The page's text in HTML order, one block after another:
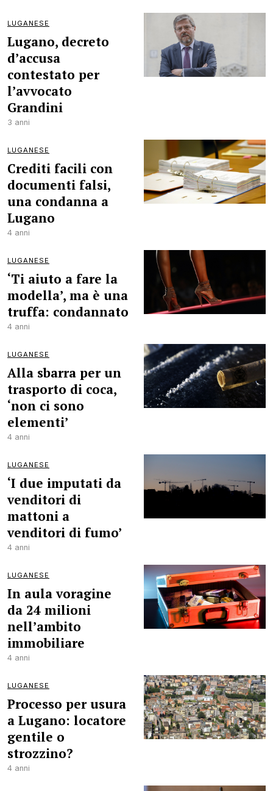
LUGANESE
Lugano, decreto
d’accusa
contestato per
l’avvocato
Grandini
3 anni
LUGANESE
Crediti facili con
documenti falsi,
una condanna a
Lugano
4 anni
LUGANESE
‘Ti aiuto a fare la
modella’, ma è una
truffa: condannato
4 anni
LUGANESE
Alla sbarra per un
trasporto di coca,
‘non ci sono
elementi’
4 anni
LUGANESE
‘I due imputati da
venditori di
mattoni a
venditori di fumo’
4 anni
LUGANESE
In aula voragine
da 24 milioni
nell’ambito
immobiliare
4 anni
LUGANESE
Processo per usura
a Lugano: locatore
gentile o
strozzino?
4 anni